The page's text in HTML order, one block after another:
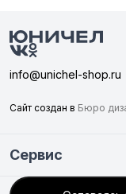
info@unichel-shop.ru
Сайт создан в Бюро
Сервис